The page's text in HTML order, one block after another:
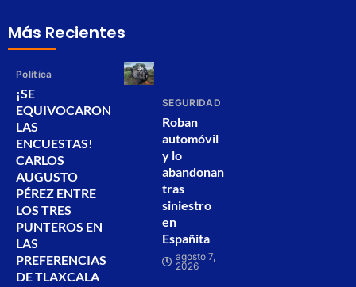
Más Recientes
Política
¡SE
EQUIVOCARON
LAS
ENCUESTAS!
CARLOS
AUGUSTO
PÉREZ ENTRE
LOS TRES
PUNTEROS EN
LAS
PREFERENCIAS
DE TLAXCALA
SEGURIDAD
Roban
automóvil
y lo
abandonan
tras
siniestro
en
Españita
agosto 7,
2026